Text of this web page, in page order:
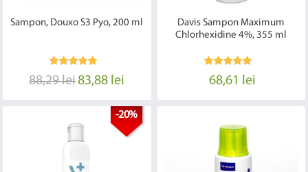
Sampon, Douxo S3 Pyo, 200 ml
88,29 lei83,88 lei
Davis Sampon Maximum
Chlorhexidine 4%, 355 ml
68,61 lei
-20%